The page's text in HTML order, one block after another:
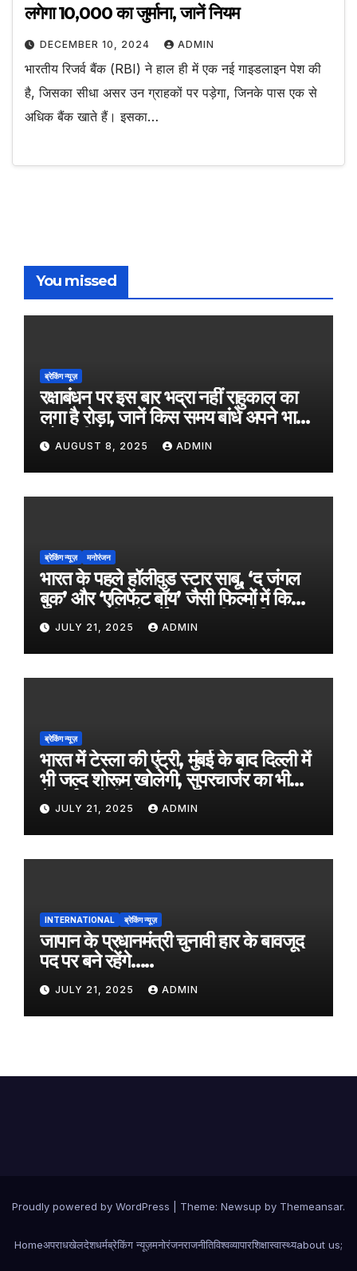
लगेगा ₹10,000 का जुर्माना, जानें नियम
DECEMBER 10, 2024 ADMIN
भारतीय रिजर्व बैंक (RBI) ने हाल ही में एक नई गाइडलाइन पेश की
है, जिसका सीधा असर उन ग्राहकों पर पड़ेगा, जिनके पास एक से
अधिक बैंक खाते हैं। इसका…
You missed
ब्रेकिंग न्यूज़
रक्षाबंधन पर इस बार भद्रा नहीं राहुकाल का
लगा है रोड़ा, जानें किस समय बांधे अपने भाई
को राखी
AUGUST 8, 2025 ADMIN
ब्रेकिंग न्यूज़ मनोरंजन
भारत के पहले हॉलीवुड स्टार साबू, ‘द जंगल
बुक’ और ‘एलिफेंट बॉय’ जैसी फिल्मों में किया
काम, जल्द ही बड़े पर्दे पर आएगी बायोपिक
JULY 21, 2025 ADMIN
ब्रेकिंग न्यूज़
भारत में टेस्ला की एंट्री, मुंबई के बाद दिल्ली में
भी जल्द शोरूम खोलेगी, सुपरचार्जर का भी
नेटवर्क करेगी तैयार
JULY 21, 2025 ADMIN
INTERNATIONAL ब्रेकिंग न्यूज़
जापान के प्रधानमंत्री चुनावी हार के बावजूद
पद पर बने रहेंगे…..
JULY 21, 2025 ADMIN
Proudly powered by WordPress Theme: Newsup by Themeansar.
Homeअपराधखेलदेशधर्मब्रेकिंग न्यूज़मनोरंजनराजनीतिविश्वव्यापारशिक्षास्वास्थ्यabout us;